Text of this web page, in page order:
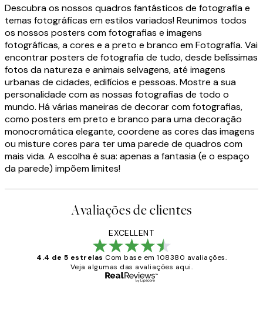
Descubra os nossos quadros fantásticos de fotografia e
temas fotográficas em estilos variados! Reunimos todos
os nossos posters com fotografias e imagens
fotográficas, a cores e a preto e branco em Fotografia. Vai
encontrar posters de fotografia de tudo, desde belíssimas
fotos da natureza e animais selvagens, até imagens
urbanas de cidades, edifícios e pessoas. Mostre a sua
personalidade com as nossas fotografias de todo o
mundo. Há várias maneiras de decorar com fotografias,
como posters em preto e branco para uma decoração
monocromática elegante, coordene as cores das imagens
ou misture cores para ter uma parede de quadros com
mais vida. A escolha é sua: apenas a fantasia (e o espaço
da parede) impõem limites!
Avaliações de clientes
EXCELLENT
4.4 de 5 estrelas Com base em 108380 avaliações.
Veja algumas das avaliações aqui.